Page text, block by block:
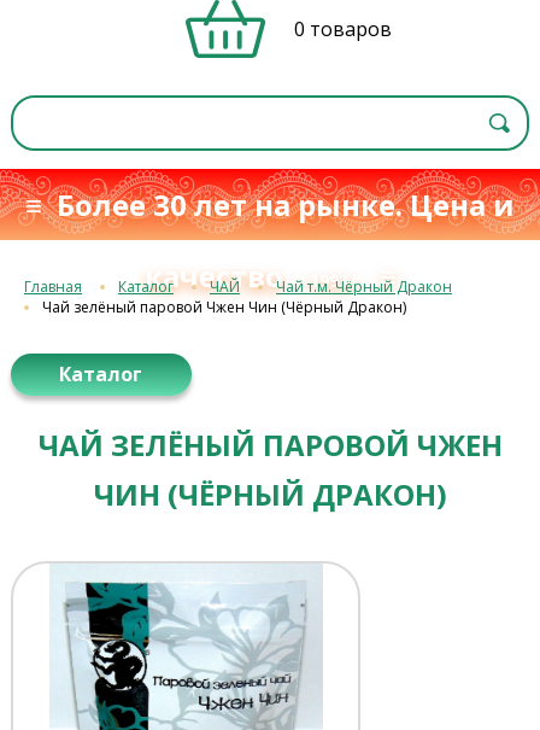
0 товаров
≡ Более 30 лет на рынке. Цена и
качествос 1993 г.≡
Главная Каталог ЧАЙ
Чай т.м. Чёрный Дракон
Чай зелёный паровой Чжен Чин (Чёрный Дракон)
Каталог
ЧАЙ ЗЕЛЁНЫЙ ПАРОВОЙ ЧЖЕН
ЧИН (ЧЁРНЫЙ ДРАКОН)